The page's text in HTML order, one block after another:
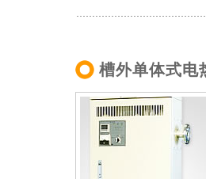
槽外单体式电